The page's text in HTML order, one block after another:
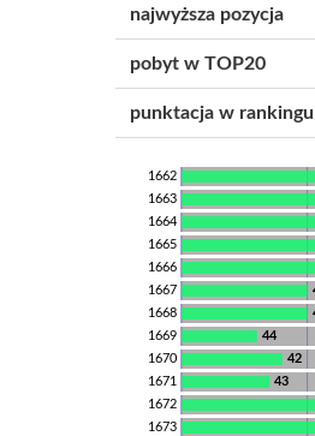
najwyższa pozycja
pobyt w TOP20
punktacja w
1662
1663
1664
1665
1666
1667
1668
44
1669
42
1670
43
1671
1672
1673